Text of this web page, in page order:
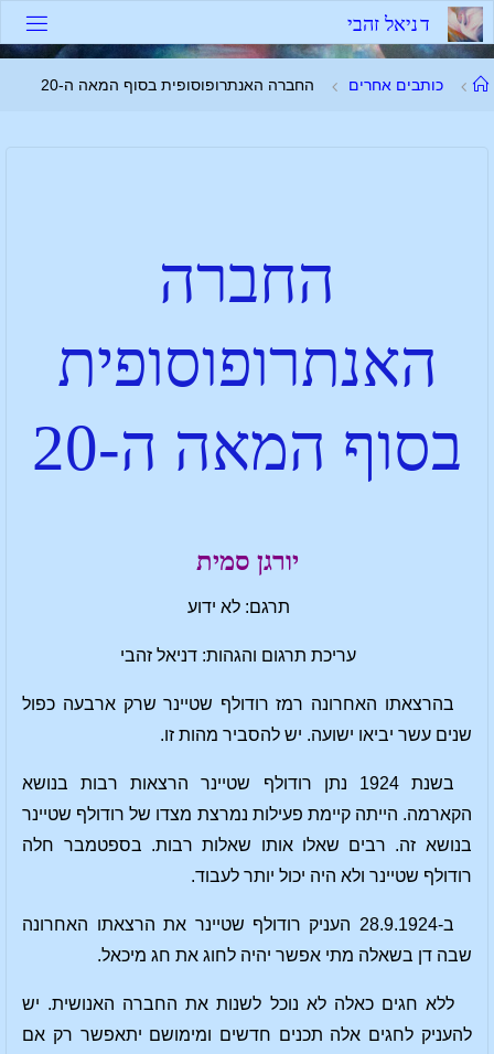
דניאל זהבי
כותבים אחרים החברה האנתרופוסופית בסוף המאה ה-20
החברה
האנתרופוסופית
בסוף המאה ה-20
יורגן סמית
תרגם: לא ידוע
עריכת תרגום והגהות: דניאל זהבי
בהרצאתו האחרונה רמז רודולף שטיינר שרק ארבעה כפול
שנים עשר יביאו ישועה. יש להסביר מהות זו.
בשנת 1924 נתן רודולף שטיינר הרצאות רבות בנושא
הקארמה. הייתה קיימת פעילות נמרצת מצדו של רודולף שטיינר
בנושא זה. רבים שאלו אותו שאלות רבות. בספטמבר חלה
רודולף שטיינר ולא היה יכול יותר לעבוד.
ב-28.9.1924 העניק רודולף שטיינר את הרצאתו האחרונה
שבה דן בשאלה מתי אפשר יהיה לחוג את חג מיכאל.
ללא חגים כאלה לא נוכל לשנות את החברה האנושית. יש
להעניק לחגים אלה תכנים חדשים ומימושם יתאפשר רק אם